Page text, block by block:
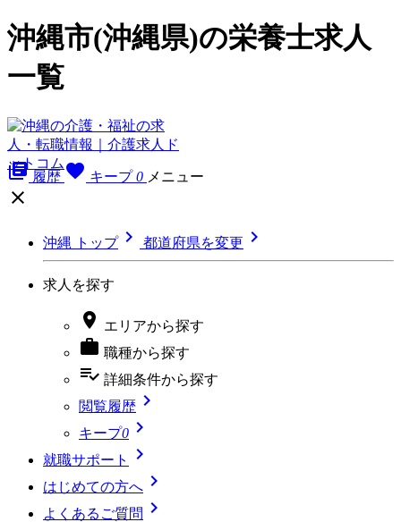
沖縄市(沖縄県)の栄養士求人
一覧
library_books 履歴 favorite キープ 0 メニュー

沖縄 トップ 都道府県を変更 
求人を探す
 エリアから探す
 職種から探す
playlist_add_check 詳細条件から探す
閲覧履歴 
キープ0 
就職サポート 
はじめての方へ 
よくあるご質問 